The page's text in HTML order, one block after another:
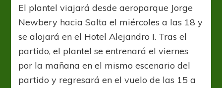
El plantel viajará desde aeroparque Jorge
Newbery hacia Salta el miércoles a las 18 y
se alojará en el Hotel Alejandro I. Tras el
partido, el plantel se entrenará el viernes
por la mañana en el mismo escenario del
partido y regresará en el vuelo de las 15 a